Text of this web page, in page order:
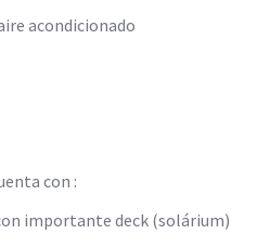
acondicionado
con :
importante deck (solárium)